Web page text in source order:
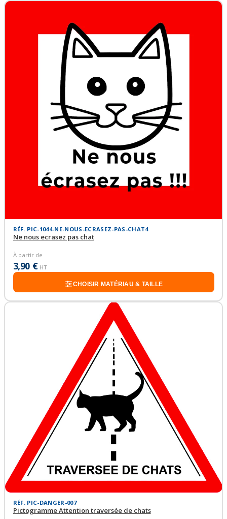
RÉF. PIC-1044-NE-NOUS-ECRASEZ-PAS-CHAT4
Ne nous ecrasez pas chat
À partir de
3,90 € HT
CHOISIR MATÉRIAU & TAILLE
RÉF. PIC-DANGER-007
Pictogramme Attention traversée de chats